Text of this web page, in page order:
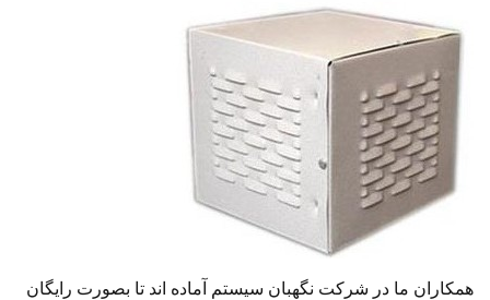
همکاران ما در شرکت نگهبان سیستم آماده اند تا بصورت رایگان